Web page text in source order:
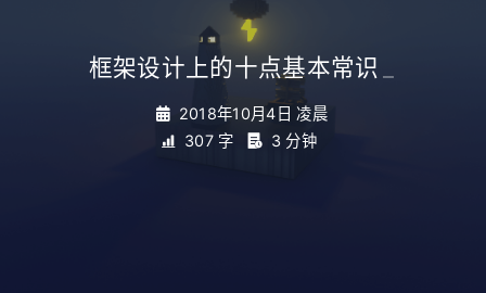
框架设计上的十点基本常识
2018年10月4日 凌晨
307 字
3 分钟